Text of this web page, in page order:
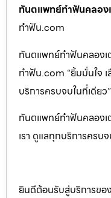
ทันตแพทย์ทำฟันคลอง
ทำฟัน.com
ทันตแพทย์ทำฟันคลองเ
ทำฟัน.com “ยิ้มมั่นใจ
บริการครบจบในที่เดียว”
ทันตแพทย์ทำฟันคลองเ
เรา ดูแลทุกบริการครบ
ยินดีต้อนรับสู่บริการขอ